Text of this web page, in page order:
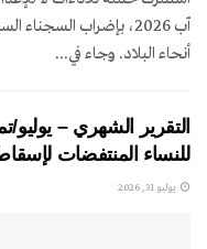
أنحاء البلاد. وجاء في...
للنساء المنتفضات
يوليو 31, 2026